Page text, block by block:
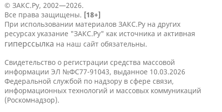
© ЗАКС.Ру, 2002—2026.
Все права защищены. [18+]
При использовании материалов ЗАКС.Ру на других
ресурсах указание "ЗАКС.Ру" как источника и активная
гиперссылка на наш сайт обязательны.
Свидетельство о регистрации средства массовой
информации ЭЛ №ФС77-91043, выданное 10.03.2026
Федеральной службой по надзору в сфере связи,
информационных технологий и массовых коммуникаций
(Роскомнадзор).